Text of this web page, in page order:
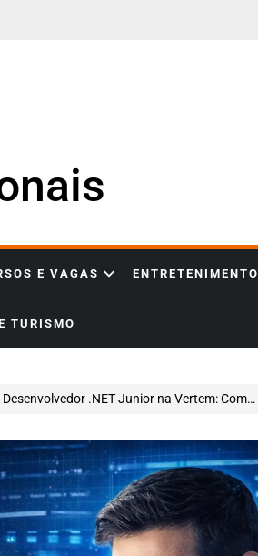
E VAGAS ENTRETENIMENTO
TURISMO
Vertem: Como Entrar, se Destacar e Construir uma Carreira em Alta na Área de TI